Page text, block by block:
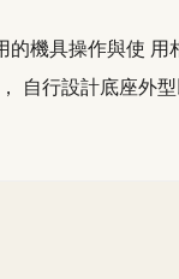
機具操作與使
自行設計底座